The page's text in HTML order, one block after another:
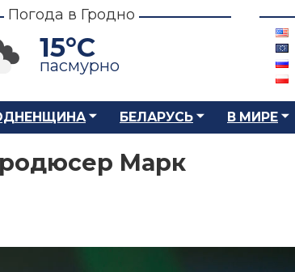
Погода в Гродно
15°C
пасмурно
БЕЛАРУСЬ В МИРЕ
Марк